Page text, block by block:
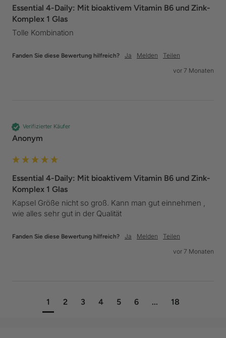
Essential 4-Daily: Mit bioaktivem Vitamin B6 und Zink-
Komplex 1 Glas
Tolle Kombination
Fanden Sie diese Bewertung hilfreich? Ja Melden
Teilen
vor 7 Monaten
Verifizierter Käufer
Anonym
Essential 4-Daily: Mit bioaktivem Vitamin B6 und Zink-
Komplex 1 Glas
Kapsel Größe nicht so groß. Kann man gut einnehmen ,
wie alles sehr gut in der Qualität
Fanden Sie diese Bewertung hilfreich? Ja Melden
Teilen
vor 7 Monaten
1 2 3 4 5 6 ... 18